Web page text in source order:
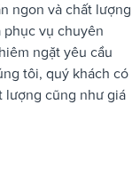
ngon và chất lượng
phục vụ chuyên
ngặt yêu cầu
tôi, quý khách có
lượng cũng như giá